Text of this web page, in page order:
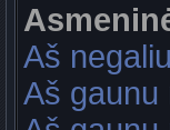
Aš
Aš gaunu